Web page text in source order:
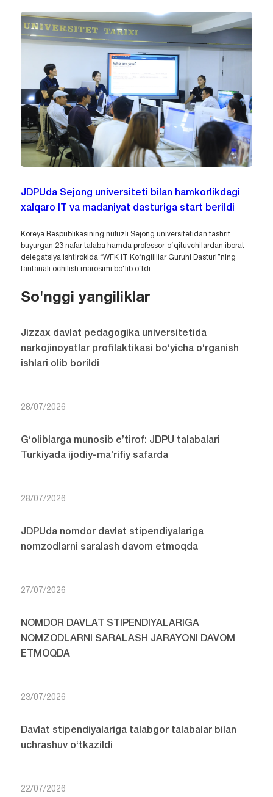
JDPUda Sejong universiteti bilan hamkorlikdagi
xalqaro IT va madaniyat dasturiga start berildi
Koreya Respublikasining nufuzli Sejong universitetidan tashrif
buyurgan 23 nafar talaba hamda professor-o‘qituvchilardan iborat
delegatsiya ishtirokida “WFK IT Ko‘ngillilar Guruhi Dasturi”ning
tantanali ochilish marosimi bo‘lib o‘tdi.
So'nggi yangiliklar
Jizzax davlat pedagogika universitetida
narkojinoyatlar profilaktikasi bo‘yicha o‘rganish
ishlari olib borildi
28/07/2026
G‘oliblarga munosib e’tirof: JDPU talabalari
Turkiyada ijodiy-ma’rifiy safarda
28/07/2026
JDPUda nomdor davlat stipendiyalariga
nomzodlarni saralash davom etmoqda
27/07/2026
NOMDOR DAVLAT STIPENDIYALARIGA
NOMZODLARNI SARALASH JARAYONI DAVOM
ETMOQDA
23/07/2026
Davlat stipendiyalariga talabgor talabalar bilan
uchrashuv o‘tkazildi
22/07/2026